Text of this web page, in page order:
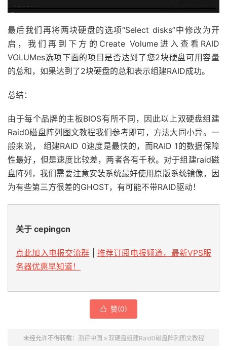
最后我们再将两块硬盘的选项“Select disks”中修改为开
启，我们再到下方的Create Volume进入查看RAID
VOLUMes选项下面的项目是否达到了您2块硬盘可用容量
的总和，如果达到了2块硬盘的总和表示组建RAID成功。
总结：
由于每个品牌的主板BIOS有所不同，因此以上双硬盘组建
Raid0磁盘阵列图文教程我们参考即可，方法大同小异。一
般来说， 组建RAID 0速度是最快的，而RAID 1的数据保障
性最好，但是速度比较差，两者各有千秋。对于组建raid磁
盘阵列，我们需要注意安装系统最好使用原版系统镜像，因
为有些第三方很差的GHOST，有可能不带RAID驱动！
关于 cepingcn
点此加入电报交流群
推荐订阅电报频道，最新VPS服
务器优惠早知道！
 赞(0)
未经允许不得转载： 测评中国 » 双硬盘组建Raid0磁盘阵列图文教程